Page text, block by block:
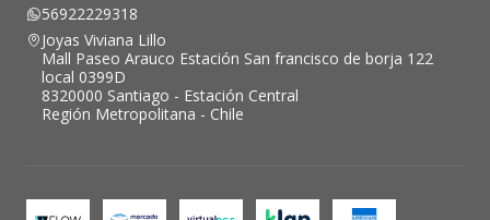
56922229318
Joyas Viviana Lillo
Mall Paseo Arauco Estación San francisco de borja 122
local 0399D
8320000 Santiago - Estación Central
Región Metropolitana - Chile